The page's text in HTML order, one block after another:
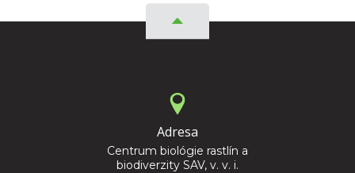
Adresa
Centrum biológie rastlín a
biodiverzity SAV, v. v. i.